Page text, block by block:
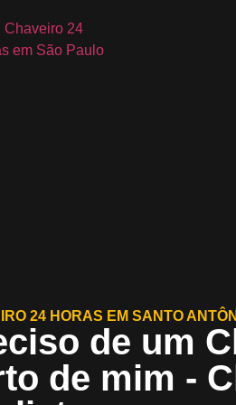
24 HORAS EM SANTO
de um
de mim -